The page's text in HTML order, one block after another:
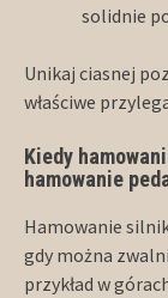
solidnie
Unikaj ciasnej
właściwe
Kiedy
hamowanie
Hamowanie
gdy można
przykład w